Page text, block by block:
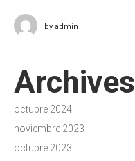
by admin
Archives
octubre 2024
noviembre 2023
octubre 2023